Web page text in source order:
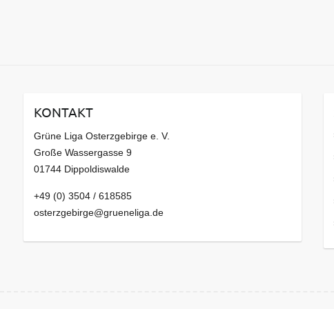
KONTAKT
Grüne Liga Osterzgebirge e. V.
Große Wassergasse 9
01744 Dippoldiswalde
+49 (0) 3504 / 618585
osterzgebirge@grueneliga.de